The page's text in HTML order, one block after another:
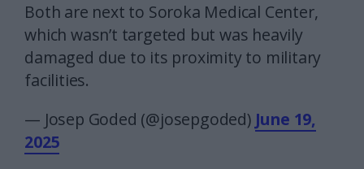
Both are next to Soroka Medical Center,
which wasn’t targeted but was heavily
damaged due to its proximity to military
facilities.
— Josep Goded (@josepgoded) June 19,
2025